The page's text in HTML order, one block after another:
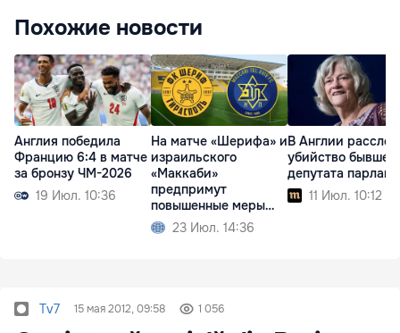
Похожие новости
Англия победила
Францию 6:4 в матче
за бронзу ЧМ-2026
19 Июл. 10:36
На матче «Шерифа» и
израильского
«Маккаби»
предпримут
повышенные меры
безопасности
23 Июл. 14:36
В Англии
убийство
депутата
11 Июл. 10:12
Tv7 15 мая 2012, 09:58 1 056